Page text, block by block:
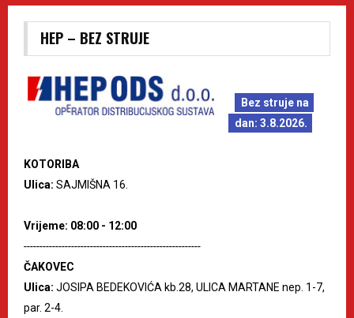
HEP – BEZ STRUJE
Bez struje na
dan: 3.8.2026.
KOTORIBA
Ulica: SAJMIŠNA 16.
Vrijeme: 08:00 - 12:00
--------------------------------------------------------
ČAKOVEC
Ulica: JOSIPA BEDEKOVIĆA kb.28, ULICA MARTANE nep. 1-7,
par. 2-4.